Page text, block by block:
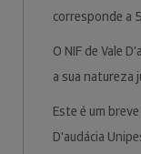
corresponde a
O NIF de Vale
a sua natureza
Este é um
D'audácia